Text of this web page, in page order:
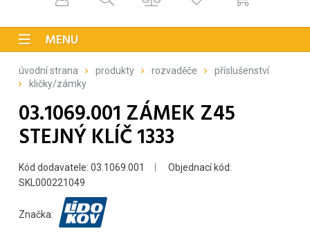
MENU
úvodní strana produkty rozvaděče
příslušenství
kličky/zámky
03.1069.001 ZÁMEK Z45
STEJNÝ KLÍČ 1333
Kód dodavatele: 03.1069.001
Objednací kód:
SKL000221049
Značka: